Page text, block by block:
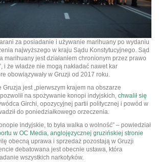
za posiadanie i używanie marihuany po wydaniu
najwyższego w kraju Sądu Konstytucyjnego. Sąd
marihuany jest działaniem chronionym przez prawo
i że władze nie mogą nakładać nawet kar
obowiązywały w Gruzji od 2017 roku.
​​Gruzja jest „pierwszym krajem na obszarze
na spożywanie konopi indyjskich, chwalił się
Girchi, opozycyjnej partii politycznej i powód w
do poniedziałkowego orzeczenia.
indyjskie, to była walka o wolność” – powiedział
w OC Media, anglojęzycznej gruzińskiej stronie
obecną uprawa i sprzedaż pozostają w Gruzji
debatowana jest obecnie ustawa, która
wszystkich narkotyków.